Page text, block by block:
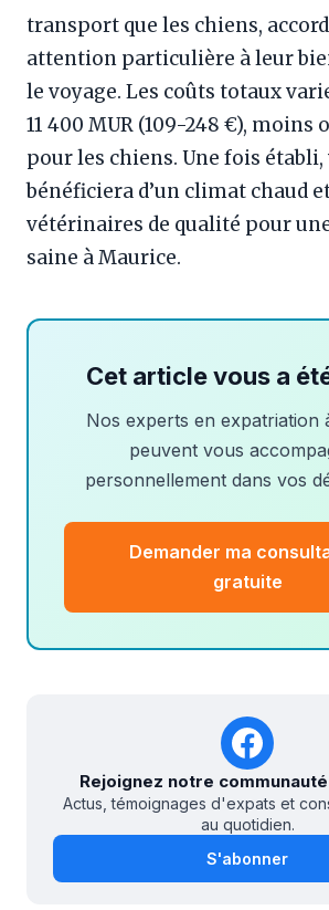
transport que les chiens,
attention particulière à leur
le voyage. Les coûts totaux
11 400 MUR (109-248 €), moins
pour les chiens. Une fois
bénéficiera d’un climat chaud
vétérinaires de qualité pour
saine à Maurice.
Cet article vous a
Nos experts en expatriation
peuvent vous
personnellement dans vos
Demander ma
gratuite
Rejoignez notre
Actus, témoignages d'expats et
au quotidien.
S'abonner